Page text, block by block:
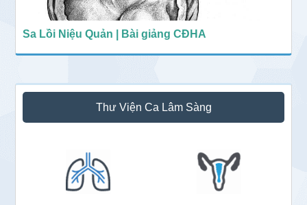
Sa Lồi Niệu Quản | Bài giảng CĐHA
Thư Viện Ca Lâm Sàng